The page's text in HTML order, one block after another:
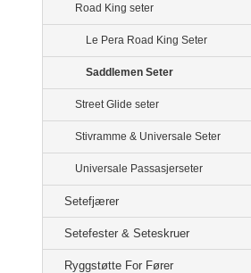
Road King seter
Le Pera Road King Seter
Saddlemen Seter
Street Glide seter
Stivramme & Universale Seter
Universale Passasjerseter
Setefjærer
Setefester & Seteskruer
Ryggstøtte For Fører